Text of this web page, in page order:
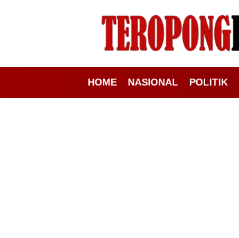
HOME NASIONAL POLITIK